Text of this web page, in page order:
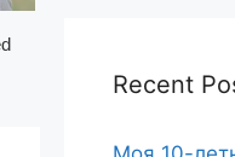
Recent